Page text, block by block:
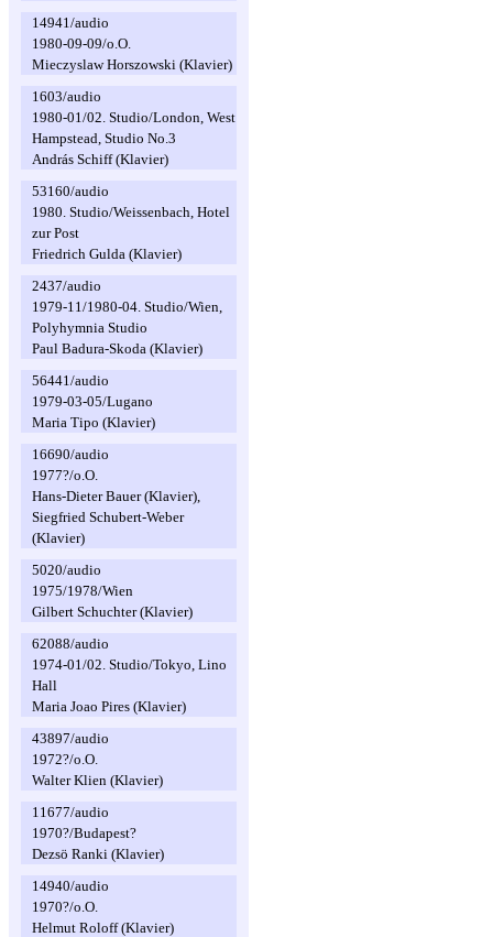
14941/audio
1980-09-09/o.O.
Mieczyslaw Horszowski (Klavier)
1603/audio
1980-01/02. Studio/London, West
Hampstead, Studio No.3
András Schiff (Klavier)
53160/audio
1980. Studio/Weissenbach, Hotel
zur Post
Friedrich Gulda (Klavier)
2437/audio
1979-11/1980-04. Studio/Wien,
Polyhymnia Studio
Paul Badura-Skoda (Klavier)
56441/audio
1979-03-05/Lugano
Maria Tipo (Klavier)
16690/audio
1977?/o.O.
Hans-Dieter Bauer (Klavier),
Siegfried Schubert-Weber
(Klavier)
5020/audio
1975/1978/Wien
Gilbert Schuchter (Klavier)
62088/audio
1974-01/02. Studio/Tokyo, Lino
Hall
Maria Joao Pires (Klavier)
43897/audio
1972?/o.O.
Walter Klien (Klavier)
11677/audio
1970?/Budapest?
Dezsö Ranki (Klavier)
14940/audio
1970?/o.O.
Helmut Roloff (Klavier)